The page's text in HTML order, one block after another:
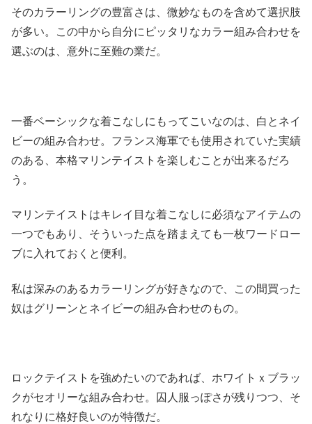
そのカラーリングの豊富さは、微妙なものを含めて選択肢
が多い。
この中から自分にピッタリなカラー組み合わせを
選ぶのは、 意外に至難の業だ。
一番ベーシックな着こなしにもってこいなのは、 白とネイ
ビーの組み合わせ。 フランス海軍でも使用されていた実績
のある、 本格マリンテイストを楽しむことが出来るだろ
う。
マリンテイストはキレイ目な着こなしに必須なアイテムの
一つでもあり、 そういった点を踏まえても一枚ワードロー
ブに入れておくと便利。
私は深みのあるカラーリングが好きなので、
この間買った
奴はグリーンとネイビーの組み合わせのもの。
ロックテイストを強めたいのであれば、 ホワイトｘブラッ
クがセオリーな組み合わせ。
囚人服っぽさが残りつつ、そ
れなりに格好良いのが特徴だ。